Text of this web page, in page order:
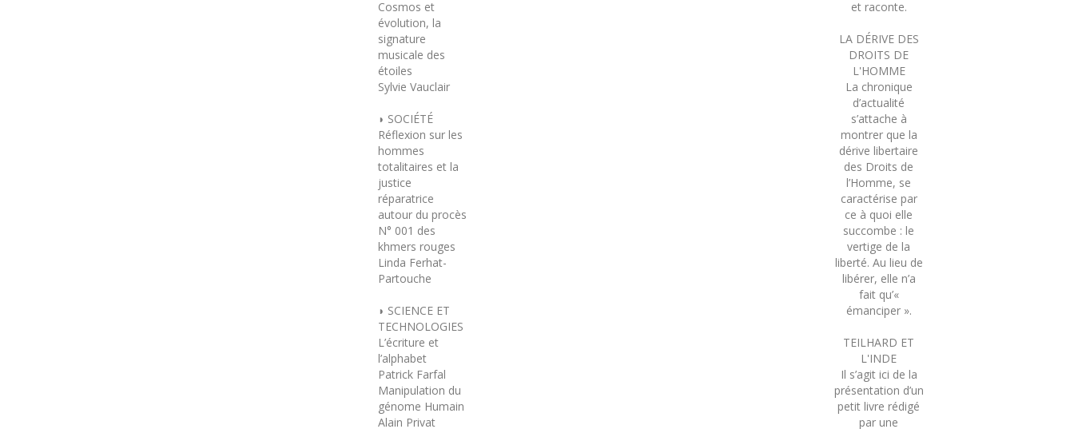
Cosmos et
évolution, la
signature
musicale des
étoiles
Sylvie Vauclair
◗ SOCIÉTÉ
Réflexion sur les
hommes
totalitaires et la
justice
réparatrice
autour du procès
N° 001 des
khmers rouges
Linda Ferhat-
Partouche
◗ SCIENCE ET
TECHNOLOGIES
L’écriture et
l’alphabet
Patrick Farfal
Manipulation du
génome Humain
Alain Privat
et raconte.
LA DÉRIVE DES
DROITS DE
L'HOMME
La chronique
d’actualité
s’attache à
montrer que la
dérive libertaire
des Droits de
l’Homme, se
caractérise par
ce à quoi elle
succombe : le
vertige de la
liberté. Au lieu de
libérer, elle n’a
fait qu’«
émanciper ».
TEILHARD ET
L'INDE
Il s’agit ici de la
présentation d’un
petit livre rédigé
par une